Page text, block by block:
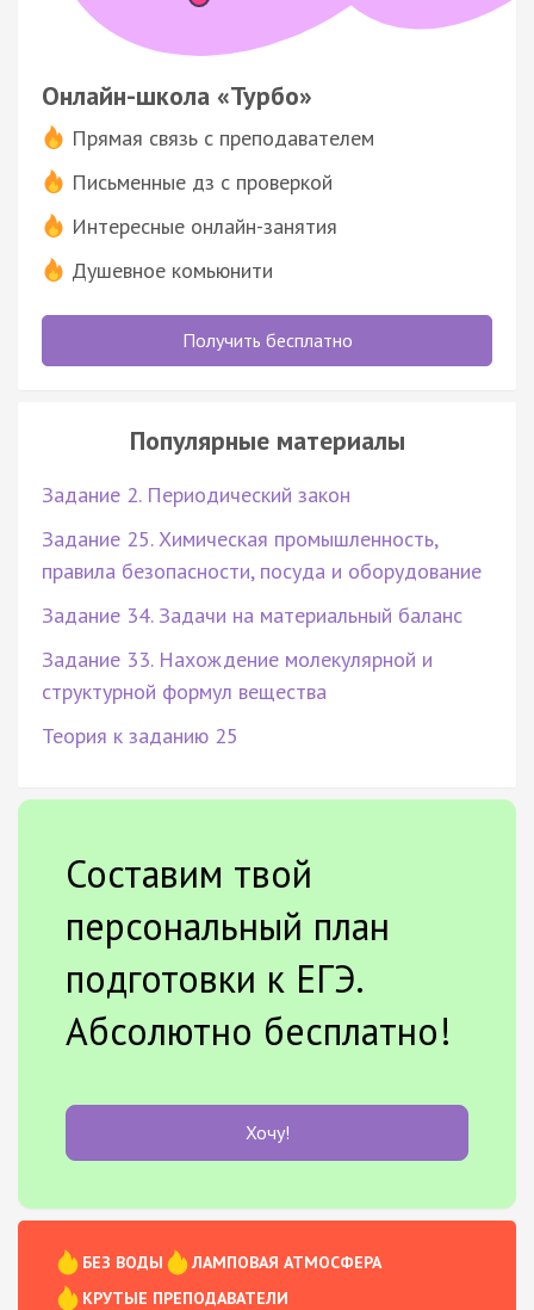
Онлайн-школа «Турбо»
Прямая связь с преподавателем
Письменные дз с проверкой
Интересные онлайн-занятия
Душевное комьюнити
Получить бесплатно
Популярные материалы
Задание 2. Периодический закон
Задание 25. Химическая промышленность,
правила безопасности, посуда и оборудование
Задание 34. Задачи на материальный баланс
Задание 33. Нахождение молекулярной и
структурной формул вещества
Теория к заданию 25
Составим твой
персональный план
подготовки к ЕГЭ.
Абсолютно бесплатно!
Хочу!
БЕЗ ВОДЫ
ЛАМПОВАЯ АТМОСФЕРА
КРУТЫЕ ПРЕПОДАВАТЕЛИ